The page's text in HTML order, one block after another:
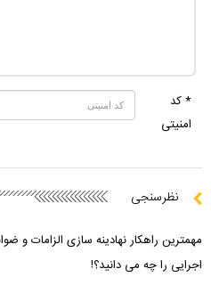
* کد
امنیتی
نظرسنجی
مهمترین راهکار نهادینه سازی الزامات و
اجرایی را چه می دانید؟!